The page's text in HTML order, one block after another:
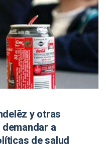
y otras
a
de salud